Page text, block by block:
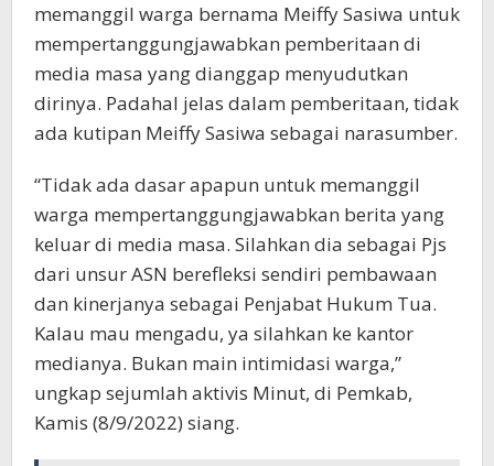
memanggil warga bernama Meiffy Sasiwa untuk
mempertanggungjawabkan pemberitaan di
media masa yang dianggap menyudutkan
dirinya. Padahal jelas dalam pemberitaan, tidak
ada kutipan Meiffy Sasiwa sebagai narasumber.
“Tidak ada dasar apapun untuk memanggil
warga mempertanggungjawabkan berita yang
keluar di media masa. Silahkan dia sebagai Pjs
dari unsur ASN berefleksi sendiri pembawaan
dan kinerjanya sebagai Penjabat Hukum Tua.
Kalau mau mengadu, ya silahkan ke kantor
medianya. Bukan main intimidasi warga,”
ungkap sejumlah aktivis Minut, di Pemkab,
Kamis (8/9/2022) siang.